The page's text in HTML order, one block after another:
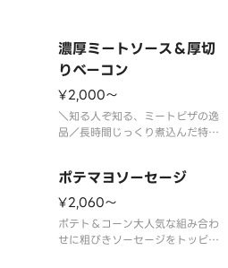
ッフが想いを込めて１枚１枚丁寧
にハート型にしています。イタリ
ア産モッツァレラチーズとフレッ
シュなチェリートマトとバ
濃厚ミートソース＆厚切
りベーコン
¥2,000〜
＼知る人ぞ知る、ミートピザの逸
品／長時間じっくり煮込んだ特製
た濃厚クリームチーズを合わせ
た、満足度の高い１枚です。甘み
と旨みのバランスが良く、お子さ
まにも食べやすい味わいで、ご家
族のお集まりにおすすめ
ポテマヨソーセージ
¥2,060〜
ポテト＆コーン大人気な組み合わ
せに粗びきソーセージをトッピン